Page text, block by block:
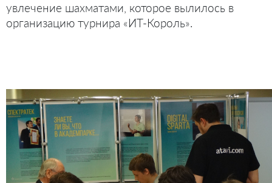
увлечение шахматами, которое вылилось в
организацию турнира «ИТ-Король».